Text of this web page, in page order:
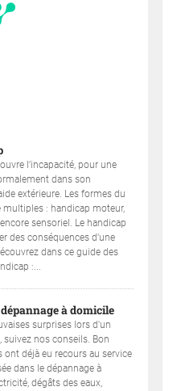
l’incapacité, pour une
dans son
extérieure. Les formes du
multiples : handicap moteur,
sensoriel. Le handicap
des conséquences d’une
dans ce guide des
:...
à domicile
surprises lors d'un
suivez nos conseils. Bon
ont déjà eu recours au service
dans le dépannage à
dégâts des eaux,